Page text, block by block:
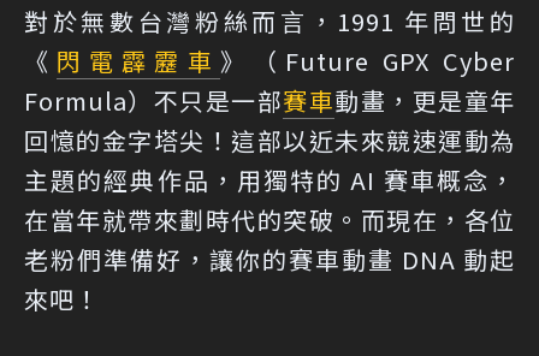
對於無數台灣粉絲而言，1991 年問世的
《 閃電霹靂車 》（Future GPX Cyber
Formula）不只是一部賽車動畫，更是童年
回憶的金字塔尖！這部以近未來競速運動為
主題的經典作品，用獨特的 AI 賽車概念，
在當年就帶來劃時代的突破。而現在，各位
老粉們準備好，讓你的賽車動畫 DNA 動起
來吧！